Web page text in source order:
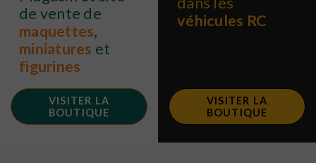
de vente de
maquettes,
miniatures et
figurines
VISITER LA
BOUTIQUE
véhicules RC
VISITER LA
BOUTIQUE